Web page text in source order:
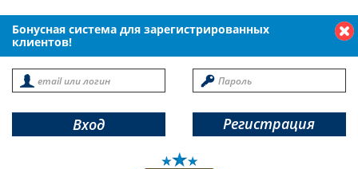
Бонусная система для зарегистрированных
клиентов!
Вход Регистрация